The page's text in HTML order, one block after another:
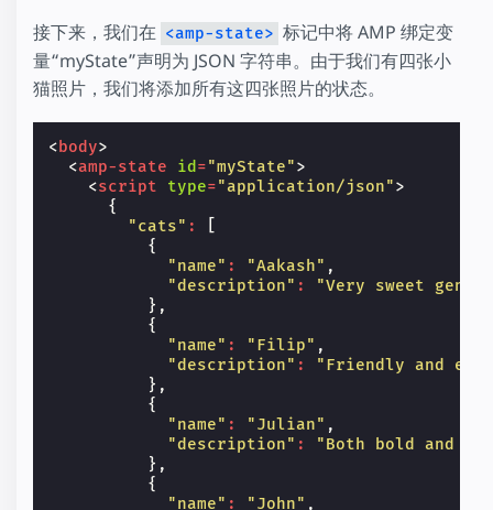
接下来，我们在 <amp-state> 标记中将 AMP 绑定变
量“myState”声明为 JSON 字符串。由于我们有四张小
猫照片，我们将添加所有这四张照片的状态。
<body>
<amp-state id ="myState">
<script type="application/json">
{
"cats" :
{
"name" : "Aakash" ,
"description" :
"Very sweet
},
{
"name" : "Filip" ,
"description" :
"Friendly and
},
{
"name" : "Julian" ,
"description" :
"Both bold and
},
{
"name" : "John" ,